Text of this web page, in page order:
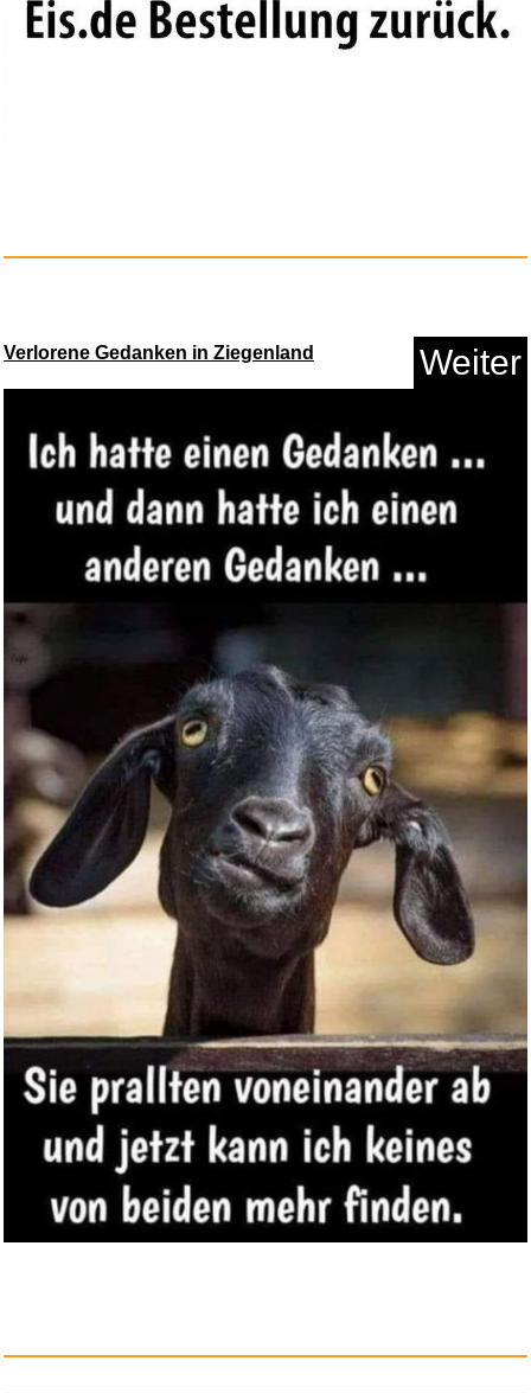
Renascent...
Anzeige
Stiebel Eltron 4823311 Eltron ...
Anzeige
Elgato Stream Deck MK.2
Studio...
Verlorene Gedanken in Ziegenland Weiter